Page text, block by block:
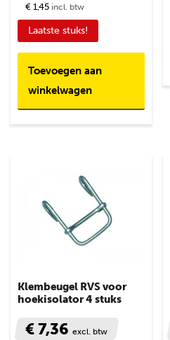
€ 1,45 incl. btw
Laatste stuks!
Toevoegen aan
winkelwagen
Klembeugel RVS voor
hoekisolator 4 stuks
€ 7,36 excl. btw